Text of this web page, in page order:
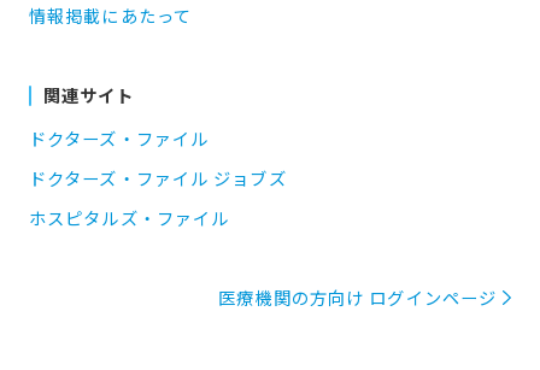
情報掲載にあたって
関連サイト
ドクターズ・ファイル
ドクターズ・ファイル ジョブズ
ホスピタルズ・ファイル
医療機関の方向け ログインページ